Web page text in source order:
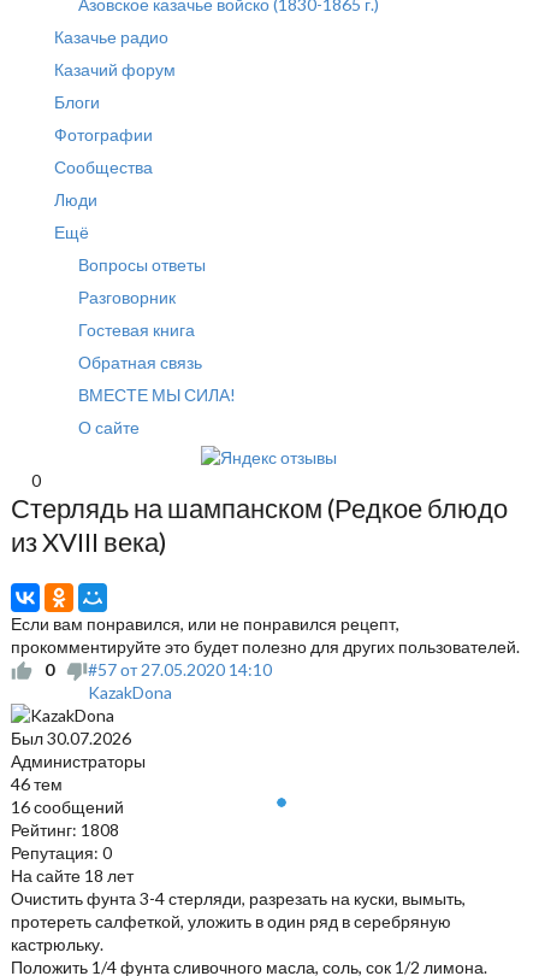
Азовское казачье войско (1830-1865 г.)
Казачье радио
Казачий форум
Блоги
Фотографии
Сообщества
Люди
Ещё
Вопросы ответы
Разговорник
Гостевая книга
Обратная связь
ВМЕСТЕ МЫ СИЛА!
О сайте
0
Стерлядь на шампанском (Редкое блюдо
из XVIII века)
Если вам понравился, или не понравился рецепт,
прокомментируйте это будет полезно для других пользователей.
0
#57от27.05.2020 14:10
KazakDona
Был30.07.2026
Администраторы
46 тем
16 сообщений
Рейтинг: 1808
Репутация: 0
На сайте 18 лет
Очистить фунта 3-4 стерляди, разрезать на куски, вымыть,
протереть салфеткой, уложить в один ряд в серебряную
кастрюльку.
Положить 1/4 фунта сливочного масла, соль, сок 1/2 лимона.